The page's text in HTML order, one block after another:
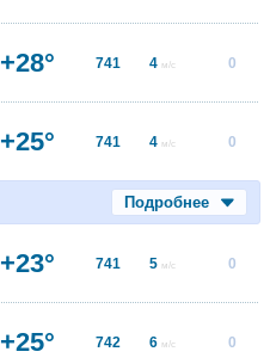
+28° 741 4 м/с 0
+25° 741 4 м/с 0
Подробнее
+23° 741 5 м/с 0
+25° 742 6 м/с 0